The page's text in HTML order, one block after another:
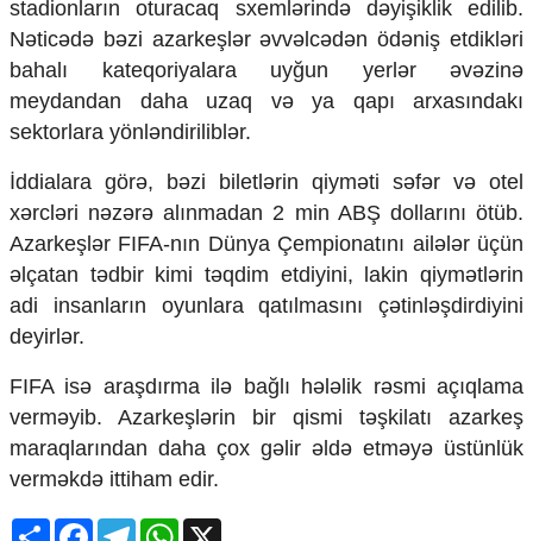
Mədəniyyətimizin Zəfəri
Zəfər Diasporu
Səhiyyə
Ailə və uşaq
Turizm
İqtisadiyyat
İqtisadi xəbərlər
Energetika
Neft-qaz
Əmək və sosial siyasət
Kənd təsərrüfatı
Hərbi sənaye
Telekommunikasiya və nəqliyyat
COP29
Cəmiyyət
Crossmedia.az - 1 yaş
Siyasət
stadionların oturacaq sxemlərində dəyişiklik edilib.
Nəticədə bəzi azarkeşlər əvvəlcədən ödəniş etdikləri
bahalı kateqoriyalara uyğun yerlər əvəzinə
meydandan daha uzaq və ya qapı arxasındakı
sektorlara yönləndiriliblər.
İddialara görə, bəzi biletlərin qiyməti səfər və otel
xərcləri nəzərə alınmadan 2 min ABŞ dollarını ötüb.
Azarkeşlər FIFA-nın Dünya Çempionatını ailələr üçün
əlçatan tədbir kimi təqdim etdiyini, lakin qiymətlərin
adi insanların oyunlara qatılmasını çətinləşdirdiyini
deyirlər.
FIFA isə araşdırma ilə bağlı hələlik rəsmi açıqlama
verməyib. Azarkeşlərin bir qismi təşkilatı azarkeş
maraqlarından daha çox gəlir əldə etməyə üstünlük
verməkdə ittiham edir.
ShareFacebookTelegramWhatsApp